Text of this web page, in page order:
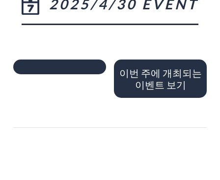
2025/4/30 EVENT
이번 주에 개최되는
이벤트 보기